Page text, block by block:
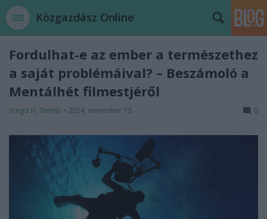
Közgazdász Online
Fordulhat-e az ember a természethez
a saját problémáival? – Beszámoló a
Mentálhét filmestjéről
Varga H. Tamás • 2024. november 15. 0